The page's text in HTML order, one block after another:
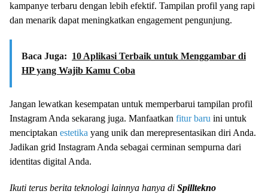
kampanye terbaru dengan lebih efektif. Tampilan profil yang rapi
dan menarik dapat meningkatkan engagement pengunjung.
Baca Juga: 10 Aplikasi Terbaik untuk Menggambar di
HP yang Wajib Kamu Coba
Jangan lewatkan kesempatan untuk memperbarui tampilan profil
Instagram Anda sekarang juga. Manfaatkan fitur baru ini untuk
menciptakan estetika yang unik dan merepresentasikan diri Anda.
Jadikan grid Instagram Anda sebagai cerminan sempurna dari
identitas digital Anda.
Ikuti terus berita teknologi lainnya hanya di Spilltekno